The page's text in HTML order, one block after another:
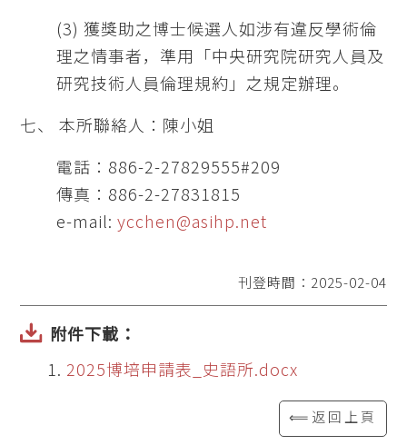
(3) 獲獎助之博士候選人如涉有違反學術倫
理之情事者，準用「中央研究院研究人員及
研究技術人員倫理規約」之規定辦理。
七、 本所聯絡人：陳小姐
電話：886-2-27829555#209
傳真：886-2-27831815
e-mail: ycchen@asihp.net
刊登時間：2025-02-04
附件下載：
2025博培申請表_史語所.docx
⟸返回上頁